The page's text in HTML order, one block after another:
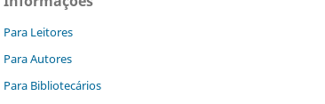
Para Leitores
Para Autores
Para Bibliotecários